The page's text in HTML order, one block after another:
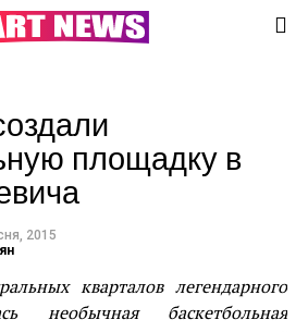
площадку в
2015
кварталов легендарного
необычная баскетбольная